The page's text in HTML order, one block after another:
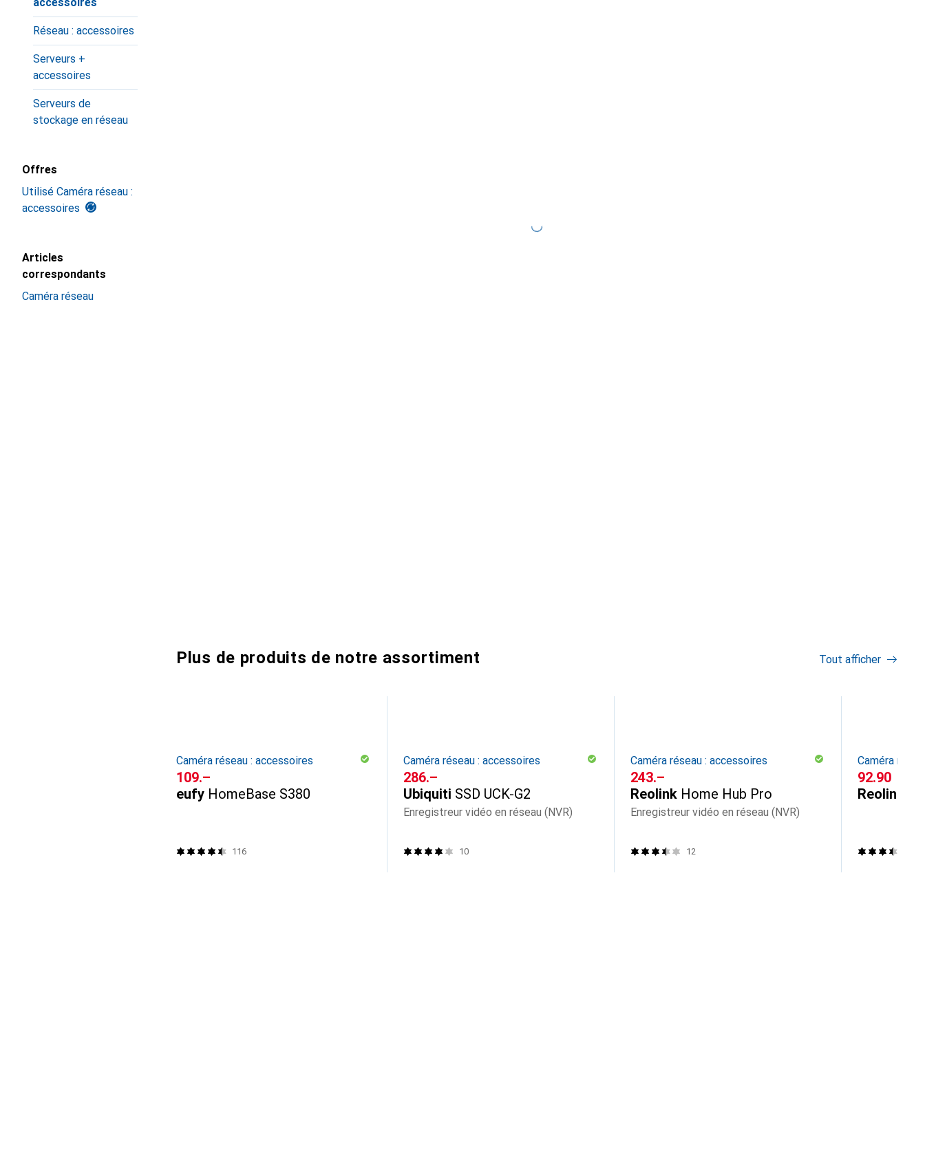
Réseau : accessoires
Serveurs +
accessoires
Serveurs de
stockage en réseau
Offres
Utilisé Caméra réseau :
accessoires
Articles
correspondants
Caméra réseau
Plus de produits de notre assortiment Tout afficher
Caméra réseau : accessoires
CHF
109.–
eufy HomeBase S380
116
Caméra réseau : accessoires
CHF
286.–
Ubiquiti SSD UCK-G2
Enregistreur vidéo en réseau (NVR)
10
Caméra réseau : accessoires
CHF
243.–
Reolink Home Hub Pro
Enregistreur vidéo en réseau (NVR)
12
Caméra
CHF
92.90
Reolink